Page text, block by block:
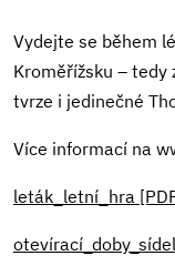
Vydejte se během
Kroměřížsku – tedy
tvrze i jedinečné
Více informací na
leták_letní_hra